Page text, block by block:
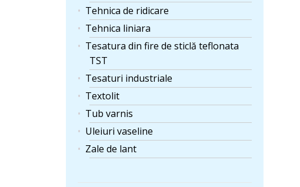
Tehnica de ridicare
Tehnica liniara
Tesatura din fire de sticlă teflonata
TST
Tesaturi industriale
Textolit
Tub varnis
Uleiuri vaseline
Zale de lant